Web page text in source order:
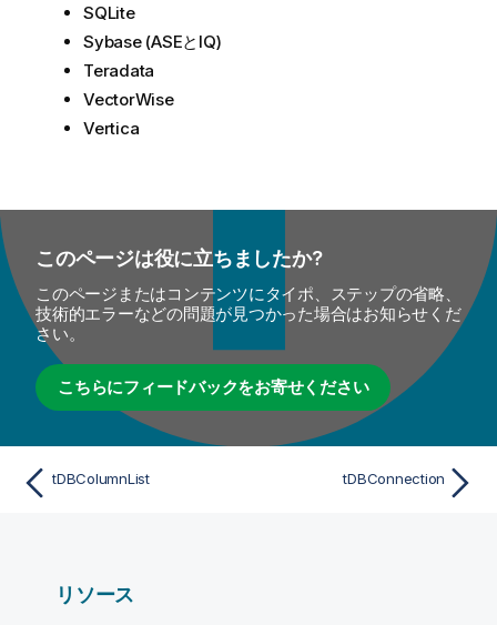
SQLite
Sybase (ASEとIQ)
Teradata
VectorWise
Vertica
このページは役に立ちましたか?
このページまたはコンテンツにタイポ、ステップの省略、
技術的エラーなどの問題が見つかった場合はお知らせくだ
さい。
こちらにフィードバックをお寄せください
tDBColumnList tDBConnection
リソース